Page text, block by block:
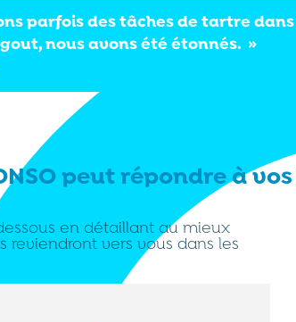
parfois des tâches de tartre
nous avons été étonnés. »
peut répondre à
en détaillant au mieux
reviendront vers vous dans les